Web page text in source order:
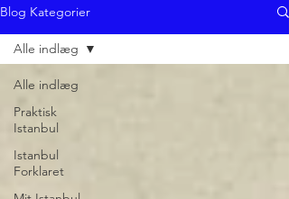
Blog Kategorier
Alle indlæg
Praktisk
Istanbul
Istanbul
Forklaret
Alle indlæg